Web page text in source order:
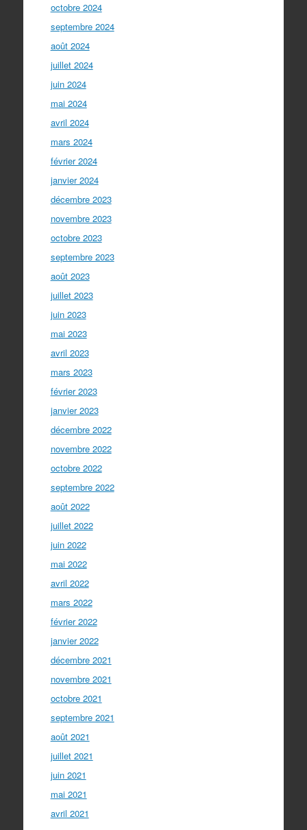
octobre 2024
septembre 2024
août 2024
juillet 2024
juin 2024
mai 2024
avril 2024
mars 2024
février 2024
janvier 2024
décembre 2023
novembre 2023
octobre 2023
septembre 2023
août 2023
juillet 2023
juin 2023
mai 2023
avril 2023
mars 2023
février 2023
janvier 2023
décembre 2022
novembre 2022
octobre 2022
septembre 2022
août 2022
juillet 2022
juin 2022
mai 2022
avril 2022
mars 2022
février 2022
janvier 2022
décembre 2021
novembre 2021
octobre 2021
septembre 2021
août 2021
juillet 2021
juin 2021
mai 2021
avril 2021